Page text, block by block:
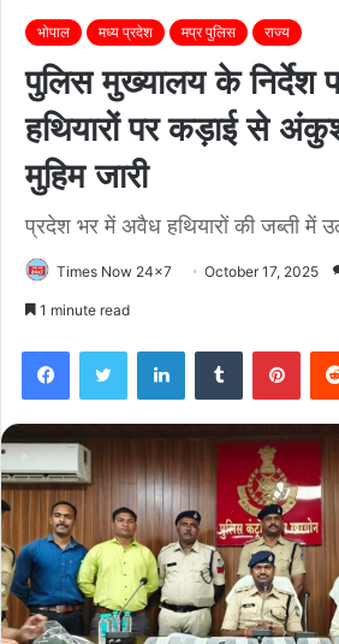
भोपाल मध्य प्रदेश मप्र पुलिस राज्य
पुलिस मुख्यालय के निर्देश
हथियारों पर कड़ाई से
मुहिम जारी
प्रदेश भर में अवैध हथियारों की जब्ती में
Times Now 24x7 October 17, 2025
1 minute read
FacebookTwitter LinkedInTumblr